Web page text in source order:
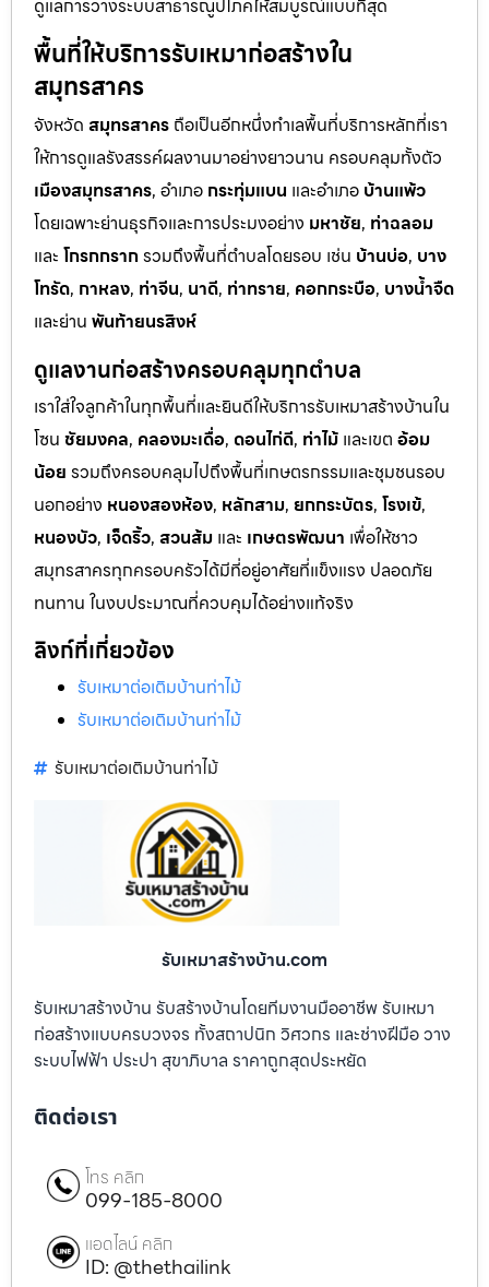
ดูแลการวางระบบสาธารณูปโภคให้สมบูรณ์แบบที่สุด
พื้นที่ให้บริการรับเหมาก่อสร้างใน
สมุทรสาคร
จังหวัด สมุทรสาคร ถือเป็นอีกหนึ่งทำเลพื้นที่บริการหลักที่เรา
ให้การดูแลรังสรรค์ผลงานมาอย่างยาวนาน ครอบคลุมทั้งตัว
เมืองสมุทรสาคร, อำเภอ กระทุ่มแบน และอำเภอ บ้านแพ้ว
โดยเฉพาะย่านธุรกิจและการประมงอย่าง มหาชัย, ท่าฉลอม
และ โกรกกรากรวมถึงพื้นที่ตำบลโดยรอบ เช่น บ้านบ่อ, บาง
โทรัด, กาหลง, ท่าจีน, นาดี, ท่าทราย, คอกกระบือ, บางน้ำจืด
และย่าน พันท้ายนรสิงห์
ดูแลงานก่อสร้างครอบคลุมทุกตำบล
เราใส่ใจลูกค้าในทุกพื้นที่และยินดีให้บริการรับเหมาสร้างบ้านใน
โซน ชัยมงคล, คลองมะเดื่อ, ดอนไก่ดี, ท่าไม้ และเขต อ้อม
น้อย รวมถึงครอบคลุมไปถึงพื้นที่เกษตรกรรมและชุมชนรอบ
นอกอย่าง หนองสองห้อง, หลักสาม, ยกกระบัตร, โรงเข้,
หนองบัว, เจ็ดริ้ว, สวนส้ม และ เกษตรพัฒนา เพื่อให้ชาว
สมุทรสาครทุกครอบครัวได้มีที่อยู่อาศัยที่แข็งแรง ปลอดภัย
ทนทาน ในงบประมาณที่ควบคุมได้อย่างแท้จริง
ลิงก์ที่เกี่ยวข้อง
รับเหมาต่อเติมบ้านท่าไม้
รับเหมาต่อเติมบ้านท่าไม้
รับเหมาต่อเติมบ้านท่าไม้
รับเหมาสร้างบ้าน.com
รับเหมาสร้างบ้าน รับสร้างบ้านโดยทีมงานมืออาชีพ รับเหมา
ก่อสร้างแบบครบวงจร ทั้งสถาปนิก วิศวกร และช่างฝีมือ วาง
ระบบไฟฟ้า ประปา สุขาภิบาล ราคาถูกสุดประหยัด
ติดต่อเรา
โทร คลิก
099-185-8000
แอดไลน์ คลิก
ID: @thethailink